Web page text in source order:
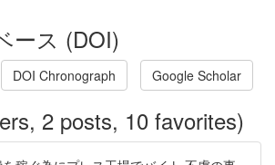
ース (DOI)
DOI Chronograph Google Scholar
2 posts, 10 favorites)